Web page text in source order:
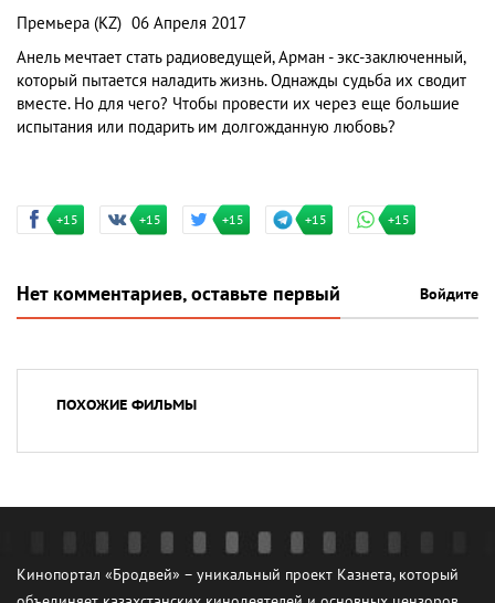
Премьера (KZ) 06 Апреля 2017
Анель мечтает стать радиоведущей, Арман - экс-заключенный,
который пытается наладить жизнь. Однажды судьба их сводит
вместе. Но для чего? Чтобы провести их через еще большие
испытания или подарить им долгожданную любовь?
+15 +15 +15 +15 +15
Нет комментариев, оставьте первый Войдите
ПОХОЖИЕ ФИЛЬМЫ
Кинопортал «Бродвей» – уникальный проект Казнета, который